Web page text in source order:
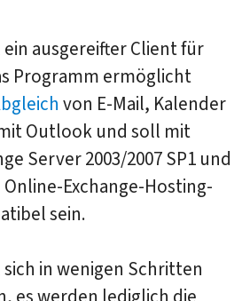
ausgereifter Client für
Programm ermöglicht
von E-Mail, Kalender
Outlook und soll mit
Server 2003/2007 SP1 und
Exchange-Hosting-
sein.
in wenigen Schritten